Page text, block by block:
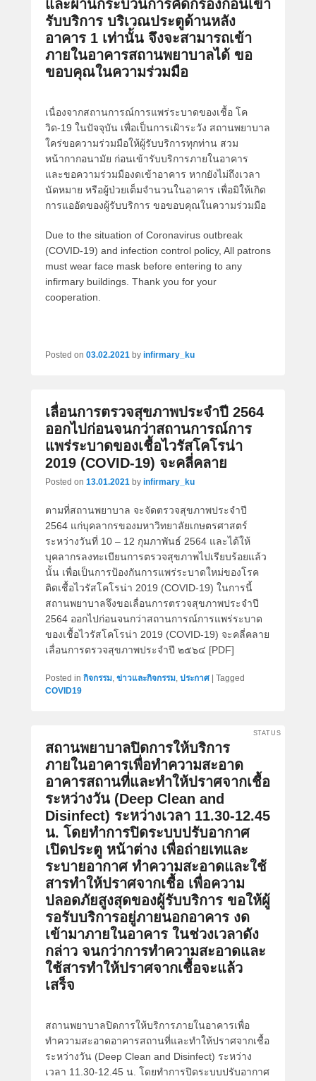
และผ่านกระบวนการคัดกรองก่อนเข้า
รับบริการ บริเวณประตูด้านหลัง
อาคาร 1 เท่านั้น จึงจะสามารถเข้า
ภายในอาคารสถานพยาบาลได้ ขอ
ขอบคุณในความร่วมมือ
เนื่องจากสถานการณ์การแพร่ระบาดของเชื้อ โค
วิด-19 ในปัจจุบัน เพื่อเป็นการเฝ้าระวัง สถานพยาบาล
ใคร่ขอความร่วมมือให้ผู้รับบริการทุกท่าน สวม
หน้ากากอนามัย ก่อนเข้ารับบริการภายในอาคาร
และขอความร่วมมืองดเข้าอาคาร หากยังไม่ถึงเวลา
นัดหมาย หรือผู้ป่วยเต็มจำนวนในอาคาร เพื่อมิให้เกิด
การแออัดของผู้รับบริการ ขอขอบคุณในความร่วมมือ
Due to the situation of Coronavirus outbreak
(COVID-19) and infection control policy, All patrons
must wear face mask before entering to any
infirmary buildings. Thank you for your
cooperation.
Posted on 03.02.2021 by infirmary_ku
เลื่อนการตรวจสุขภาพประจำปี 2564
ออกไปก่อนจนกว่าสถานการณ์การ
แพร่ระบาดของเชื้อไวรัสโคโรน่า
2019 (COVID-19) จะคลี่คลาย
Posted on 13.01.2021 by infirmary_ku
ตามที่สถานพยาบาล จะจัดตรวจสุขภาพประจำปี
2564 แก่บุคลากรของมหาวิทยาลัยเกษตรศาสตร์
ระหว่างวันที่ 10 – 12 กุมภาพันธ์ 2564 และได้ให้
บุคลากรลงทะเบียนการตรวจสุขภาพไปเรียบร้อยแล้ว
นั้น เพื่อเป็นการป้องกันการแพร่ระบาดใหม่ของโรค
ติดเชื้อไวรัสโคโรน่า 2019 (COVID-19) ในการนี้
สถานพยาบาลจึงขอเลื่อนการตรวจสุขภาพประจำปี
2564 ออกไปก่อนจนกว่าสถานการณ์การแพร่ระบาด
ของเชื้อไวรัสโคโรน่า 2019 (COVID-19) จะคลี่คลาย
เลื่อนการตรวจสุขภาพประจำปี ๒๕๖๔ [PDF]
Posted in กิจกรรม, ข่าวและกิจกรรม, ประกาศ
Tagged
COVID19
สถานพยาบาลปิดการให้บริการ
ภายในอาคารเพื่อทำความสะอาด
อาคารสถานที่และทำให้ปราศจากเชื้อ
ระหว่างวัน (Deep Clean and
Disinfect) ระหว่างเวลา 11.30-12.45
น. โดยทำการปิดระบบปรับอากาศ
เปิดประตู หน้าต่าง เพื่อถ่ายเทและ
ระบายอากาศ ทำความสะอาดและใช้
สารทำให้ปราศจากเชื้อ เพื่อความ
ปลอดภัยสูงสุดของผู้รับบริการ ขอให้ผู้
รอรับบริการอยู่ภายนอกอาคาร งด
เข้ามาภายในอาคาร ในช่วงเวลาดัง
กล่าว จนกว่าการทำความสะอาดและ
ใช้สารทำให้ปราศจากเชื้อจะแล้ว
เสร็จ
STATUS
สถานพยาบาลปิดการให้บริการภายในอาคารเพื่อ
ทำความสะอาดอาคารสถานที่และทำให้ปราศจากเชื้อ
ระหว่างวัน (Deep Clean and Disinfect) ระหว่าง
เวลา 11.30-12.45 น. โดยทำการปิดระบบปรับอากาศ